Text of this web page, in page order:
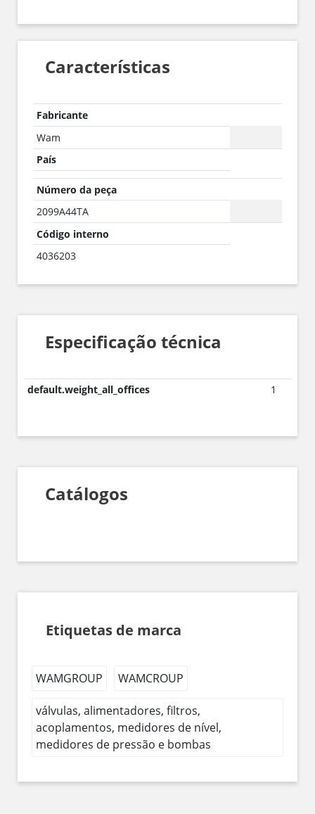
Características
Fabricante
Wam
País
Número da peça
2099A44TA
Código interno
4036203
Especificação técnica
default.weight_all_offices 1
Catálogos
Etiquetas de marca
WAMGROUP WAMCROUP
válvulas, alimentadores, filtros,
acoplamentos, medidores de nível,
medidores de pressão e bombas